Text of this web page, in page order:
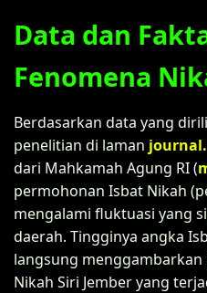
Data dan
Fenomena
Berdasarkan data yang
penelitian di laman
dari Mahkamah Agung RI (
permohonan Isbat Nikah
mengalami fluktuasi yang
daerah. Tingginya angka
langsung
Nikah Siri Jember yang